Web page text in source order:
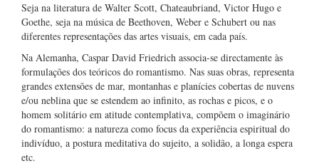
Seja na literatura de Walter Scott, Chateaubriand, Victor Hugo e
Goethe, seja na música de Beethoven, Weber e Schubert ou nas
diferentes representações das artes visuais, em cada país.
Na Alemanha, Caspar David Friedrich associa-se directamente às
formulações dos teóricos do romantismo. Nas suas obras, representa
grandes extensões de mar, montanhas e planícies cobertas de nuvens
e/ou neblina que se estendem ao infinito, as rochas e picos, e o
homem solitário em atitude contemplativa, compõem o imaginário
do romantismo: a natureza como focus da experiência espiritual do
indivíduo, a postura meditativa do sujeito, a solidão, a longa espera
etc.